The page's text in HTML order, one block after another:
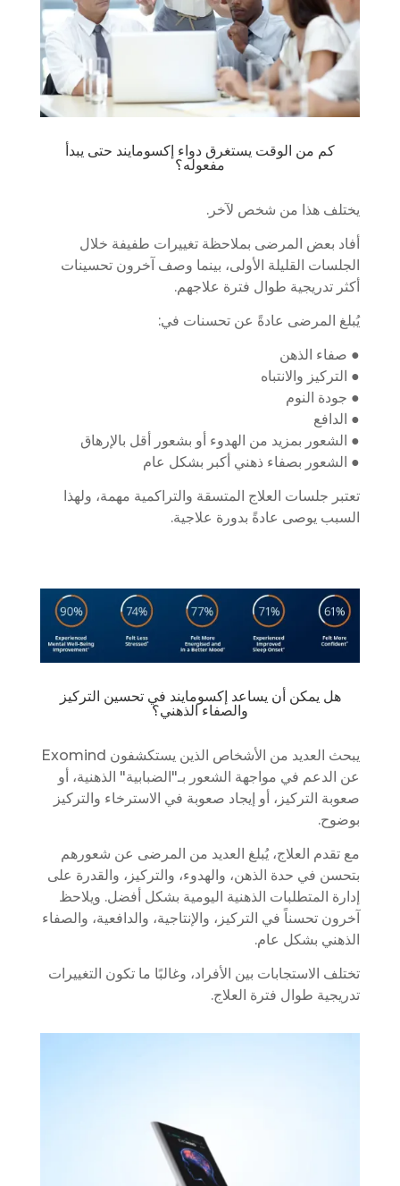
كم من الوقت يستغرق دواء إكسومايند حتى يبدأ
مفعوله؟
يختلف هذا من شخص لآخر.
أفاد بعض المرضى بملاحظة تغييرات طفيفة خلال
الجلسات القليلة الأولى، بينما وصف آخرون تحسينات
أكثر تدريجية طوال فترة علاجهم.
يُبلغ المرضى عادةً عن تحسنات في:
● صفاء الذهن
● التركيز والانتباه
● جودة النوم
● الدافع
● الشعور بمزيد من الهدوء أو بشعور أقل بالإرهاق
● الشعور بصفاء ذهني أكبر بشكل عام
تعتبر جلسات العلاج المتسقة والتراكمية مهمة، ولهذا
السبب يوصى عادةً بدورة علاجية.
هل يمكن أن يساعد إكسومايند في تحسين التركيز
والصفاء الذهني؟
يبحث العديد من الأشخاص الذين يستكشفون Exomind
عن الدعم في مواجهة الشعور بـ"الضبابية" الذهنية، أو
صعوبة التركيز، أو إيجاد صعوبة في الاسترخاء والتركيز
بوضوح.
مع تقدم العلاج، يُبلغ العديد من المرضى عن شعورهم
بتحسن في حدة الذهن، والهدوء، والتركيز، والقدرة على
إدارة المتطلبات الذهنية اليومية بشكل أفضل. ويلاحظ
آخرون تحسناً في التركيز، والإنتاجية، والدافعية، والصفاء
الذهني بشكل عام.
تختلف الاستجابات بين الأفراد، وغالبًا ما تكون التغييرات
تدريجية طوال فترة العلاج.